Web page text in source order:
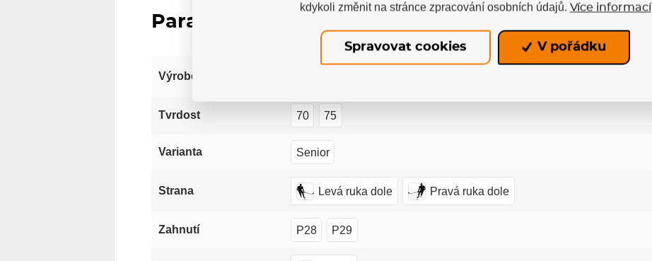
Parametry
Výrobce
Tvrdost 70 75
Varianta Senior
Strana Levá ruka dole Pravá ruka dole
Zahnutí P28 P29
kdykoli změnit na stránce zpracování osobních údajů. Více informací
Spravovat cookies V pořádku